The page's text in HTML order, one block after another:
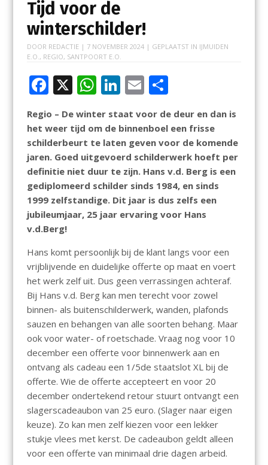
Tijd voor de
winterschilder!
DOOR REDACTIE | 7 NOVEMBER 2024| GEPLAATST IN IJMUIDEN
E.O. , REGIO, SANTPOORT E.O.
F
e
b
o
o
k
X W
at
s
A
p
p
Li
k
e
dI
n
E
ai
l
D
el
e
n
Regio – De winter staat voor de deur en dan is
het weer tijd om de binnenboel een frisse
schilderbeurt te laten geven voor de komende
jaren. Goed uitgevoerd schilderwerk hoeft per
definitie niet duur te zijn. Hans v.d. Berg is een
gediplomeerd schilder sinds 1984, en sinds
1999 zelfstandige. Dit jaar is dus zelfs een
jubileumjaar, 25 jaar ervaring voor Hans
v.d.Berg!
Hans komt persoonlijk bij de klant langs voor een
vrijblijvende en duidelijke offerte op maat en voert
het werk zelf uit. Dus geen verrassingen achteraf.
Bij Hans v.d. Berg kan men terecht voor zowel
binnen- als buitenschilderwerk, wanden, plafonds
sauzen en behangen van alle soorten behang. Maar
ook voor water- of roetschade. Vraag nog voor 10
december een offerte voor binnenwerk aan en
ontvang als cadeau een 1/5de staatslot XL bij de
offerte. Wie de offerte accepteert en voor 20
december ondertekend retour stuurt ontvangt een
slagerscadeaubon van 25 euro. (Slager naar eigen
keuze). Zo kan men zelf kiezen voor een lekker
stukje vlees met kerst. De cadeaubon geldt alleen
voor een offerte van minimaal drie dagen arbeid.